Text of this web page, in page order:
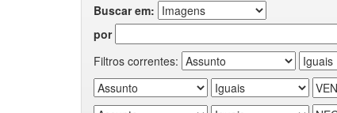
Buscar em:
por
Filtros correntes: